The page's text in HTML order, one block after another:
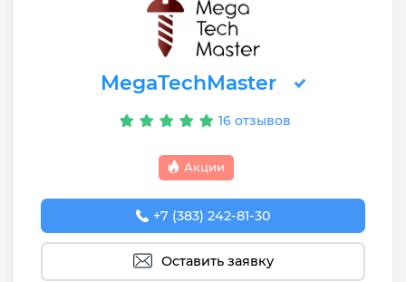
MegaTechMaster
16 отзывов
Акции
+7 (383) 242-81-30
Оставить заявку